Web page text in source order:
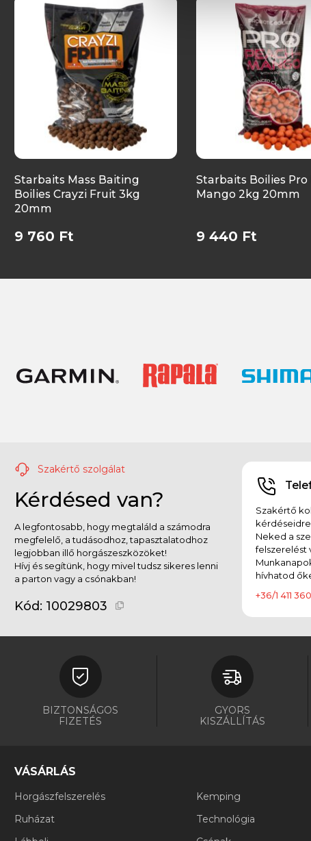
Starbaits Mass Baiting
Boilies Crayzi Fruit 3kg
20mm
9 760 Ft
Starbaits Boilies Pro
Mango 2kg 20mm
9 440 Ft
Szakértő szolgálat
Kérdésed van?
A legfontosabb, hogy megtaláld a számodra
megfelelő, a tudásodhoz, tapasztalatodhoz
legjobban illő horgászeszközöket!
Hívj és segítünk, hogy mivel tudsz sikeres lenni
a parton vagy a csónakban!
Kód: 10029803
Szakértő
Neked a
felszerelést
hívhatod
+36/1 411
BIZTONSÁGOS
FIZETÉS
GYORS
KISZÁLLÍTÁS
VÁSÁRLÁS
Horgászfelszerelés
Ruházat
Kemping
Technológia